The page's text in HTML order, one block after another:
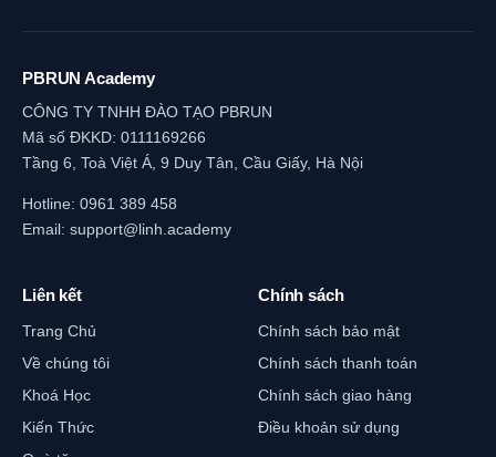
PBRUN Academy
CÔNG TY TNHH ĐÀO TẠO PBRUN
Mã số ĐKKD: 0111169266
Tầng 6, Toà Việt Á, 9 Duy Tân, Cầu Giấy, Hà Nội
Hotline: 0961 389 458
Email: support@linh.academy
Liên kết
Trang Chủ
Về chúng tôi
Khoá Học
Kiến Thức
Chính sách
Chính sách bảo mật
Chính sách thanh toán
Chính sách giao hàng
Điều khoản sử dụng